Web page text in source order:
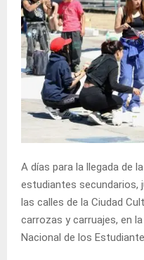
A días para la llegada de
estudiantes secundarios,
las calles de la Ciudad
carrozas y carruajes, en
Nacional de los